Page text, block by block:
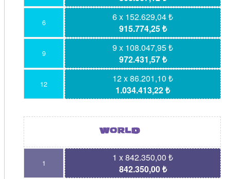
6
6 x 152.629,04 ₺
915.774,25 ₺
9
9 x 108.047,95 ₺
972.431,57 ₺
12
12 x 86.201,10 ₺
1.034.413,22 ₺
1
1 x 842.350,00 ₺
842.350,00 ₺